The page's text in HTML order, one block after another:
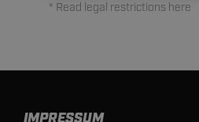
* Read legal restrictions here